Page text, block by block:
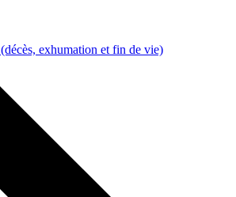
(décès, exhumation et fin de vie)